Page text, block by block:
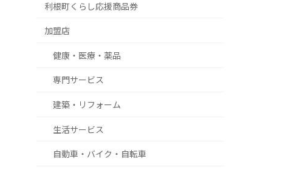
利根町くらし応援商品券
加盟店
健康・医療・薬品
専門サービス
建築・リフォーム
生活サービス
自動車・バイク・自転車